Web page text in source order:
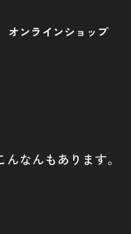
オンラインショップ
んなんもあります。